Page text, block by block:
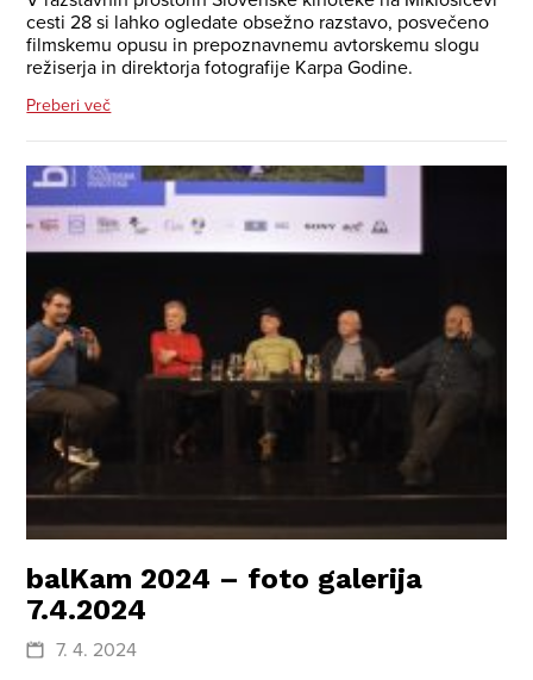
cesti 28 si lahko ogledate obsežno razstavo, posvečeno
filmskemu opusu in prepoznavnemu avtorskemu slogu
režiserja in direktorja fotografije Karpa Godine.
Preberi več
balKam 2024 – foto galerija
7.4.2024
7. 4. 2024